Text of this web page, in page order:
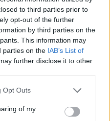
to third parties prior to
opt-out of the further
by third parties on the
This information may
parties on the IAB’s List of
further disclose it to other
Opt Outs
of my
Bizarro